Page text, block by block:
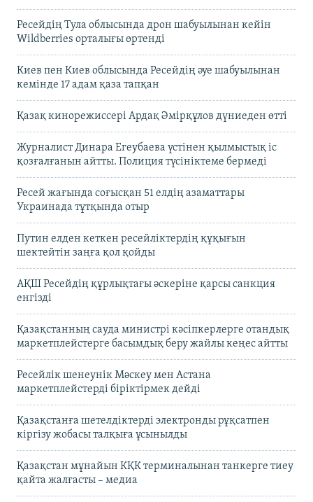
Ресейдің Тула облысында дрон шабуылынан кейін
Wildberries орталығы өртенді
Киев пен Киев облысында Ресейдің әуе шабуылынан
кемінде 17 адам қаза тапқан
Қазақ кинорежиссері Ардақ Әмірқұлов дүниеден өтті
Журналист Динара Егеубаева үстінен қылмыстық іс
қозғалғанын айтты. Полиция түсініктеме бермеді
Ресей жағында соғысқан 51 елдің азаматтары
Украинада тұтқында отыр
Путин елден кеткен ресейліктердің құқығын
шектейтін заңға қол қойды
АҚШ Ресейдің құрлықтағы әскеріне қарсы санкция
енгізді
Қазақстанның сауда министрі кәсіпкерлерге отандық
маркетплейстерге басымдық беру жайлы кеңес айтты
Ресейлік шенеунік Мәскеу мен Астана
маркетплейстерді біріктірмек дейді
Қазақстанға шетелдіктерді электронды рұқсатпен
кіргізу жобасы талқыға ұсынылды
Қазақстан мұнайын КҚК терминалынан танкерге тиеу
қайта жалғасты – медиа